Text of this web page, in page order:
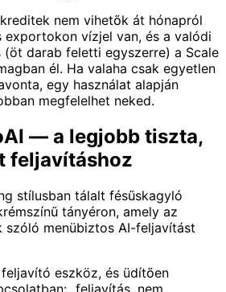
nem vihetők át hónapról
exportokon vízjel van, és a valódi
darab feletti egyszerre) a Scale
él. Ha valaha csak egyetlen
egy használat alapján
megfelelhet neked.
— a legjobb tiszta,
feljavításhoz
stílusban tálalt fésűskagyló
tányéron, amely az
szóló menübiztos AI-feljavítást
eszköz, és üdítően
„feljavítás, nem